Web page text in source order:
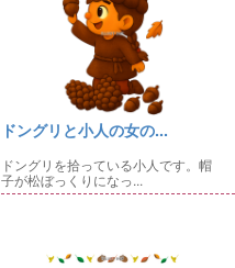
ドングリと小人の女の...
ドングリを拾っている小人です。帽
子が松ぼっくりになっ...